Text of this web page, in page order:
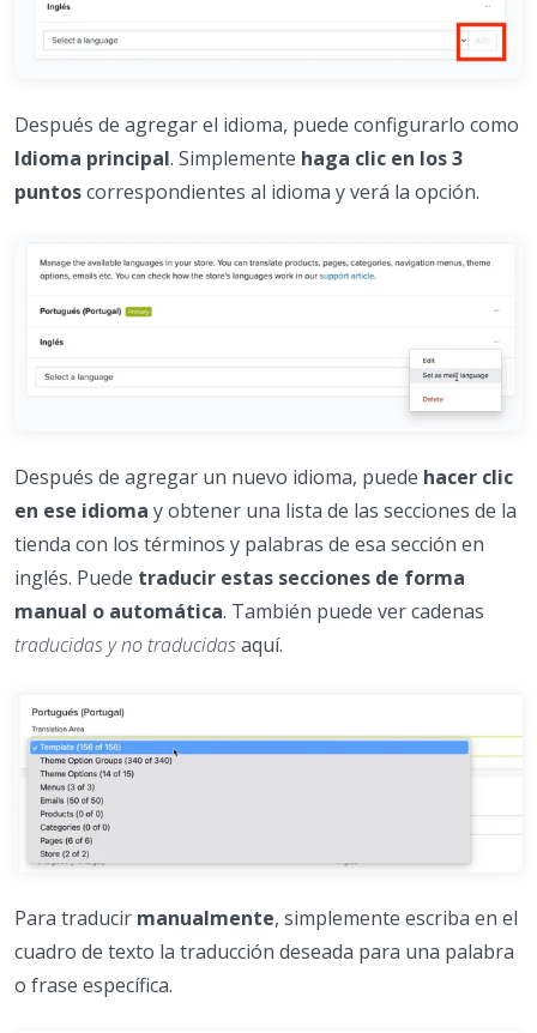
Después de agregar el idioma, puede configurarlo como
Idioma principal. Simplemente haga clic en los 3
puntoscorrespondientes al idioma y verá la opción.
Después de agregar un nuevo idioma, puede hacer clic
en ese idioma y obtener una lista de las secciones de la
tienda con los términos y palabras de esa sección en
inglés. Puede traducir estas secciones de forma
manual o automática. También puede ver cadenas
traducidas y no traducidasaquí.
Para traducir manualmente, simplemente escriba en el
cuadro de texto la traducción deseada para una palabra
o frase específica.